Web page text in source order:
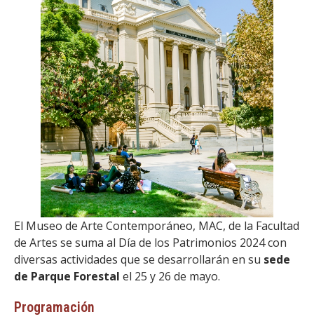
El Museo de Arte Contemporáneo, MAC, de la Facultad
de Artes se suma al Día de los Patrimonios 2024 con
diversas actividades que se desarrollarán en su sede
de Parque Forestal el 25 y 26 de mayo.
Programación